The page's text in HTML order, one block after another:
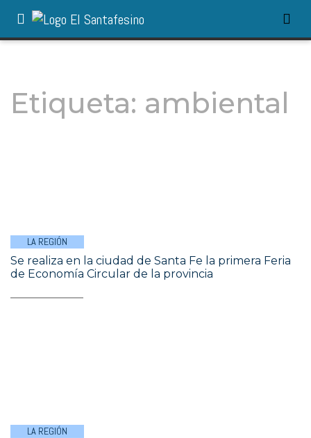
Etiqueta: ambiental
LA REGIÓN
Se realiza en la ciudad de Santa Fe la primera Feria
de Economía Circular de la provincia
LA REGIÓN